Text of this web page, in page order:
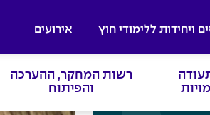
ויחידות ללימודי חוץ
אירועים
רשות המחקר, ההערכה
והפיתוח